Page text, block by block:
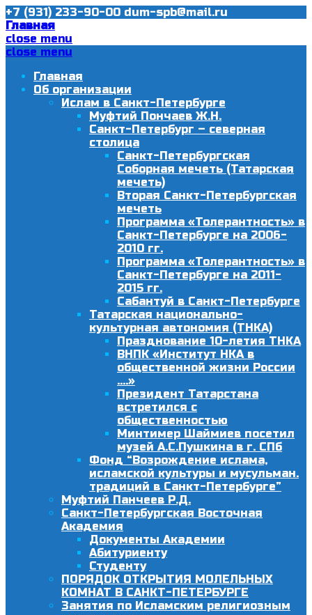
+7 (931) 233-90-00 dum-spb@mail.ru
Главная
close menu
close menu
Главная
Об организации
Ислам в Санкт-Петербурге
Муфтий Пончаев Ж.Н.
Санкт-Петербург – северная
столица
Санкт-Петербургская
Соборная мечеть (Татарская
мечеть)
Вторая Санкт-Петербургская
мечеть
Программа «Толерантность» в
Санкт-Петербурге на 2006-
2010 гг.
Программа «Толерантность» в
Санкт-Петербурге на 2011-
2015 гг.
Сабантуй в Санкт-Петербурге
Татарская национально-
культурная автономия (ТНКА)
Празднование 10-летия ТНКА
ВНПК «Институт НКА в
общественной жизни России
….»
Президент Татарстана
встретился с
общественностью
Минтимер Шаймиев посетил
музей А.С.Пушкина в г. СПб
Фонд “Возрождение ислама,
исламской культуры и мусульман.
традиций в Санкт-Петербурге”
Муфтий Панчеев Р.Д.
Санкт-Петербургская Восточная
Академия
Документы Академии
Абитуриенту
Студенту
ПОРЯДОК ОТКРЫТИЯ МОЛЕЛЬНЫХ
КОМНАТ В САНКТ-ПЕТЕРБУРГЕ
Занятия по Исламским религиозным